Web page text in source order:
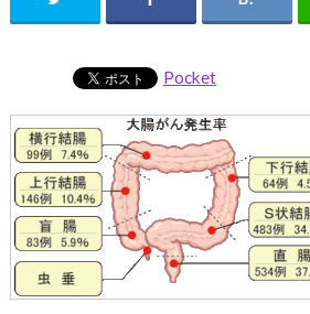
Pocket